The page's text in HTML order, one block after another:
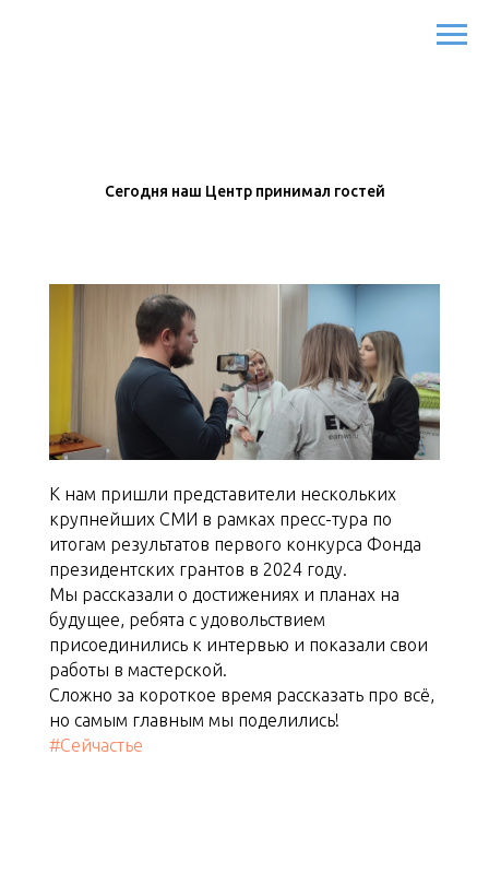
Сегодня наш Центр принимал гостей
К нам пришли представители нескольких
крупнейших СМИ в рамках пресс-тура по
итогам результатов первого конкурса Фонда
президентских грантов в 2024 году.
Мы рассказали о достижениях и планах на
будущее, ребята с удовольствием
присоединились к интервью и показали свои
работы в мастерской.
Сложно за короткое время рассказать про всё,
но самым главным мы поделились!
#Сейчастье